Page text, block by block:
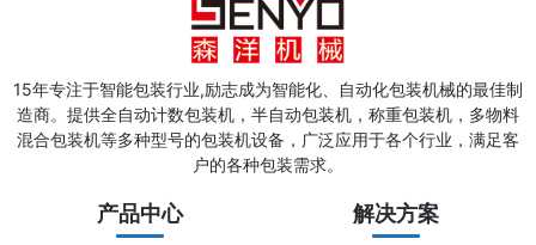
15年专注于智能包装行业,励志成为智能化、自动化包装机械的最佳制
造商。提供全自动计数包装机，半自动包装机，称重包装机，多物料
混合包装机等多种型号的包装机设备，广泛应用于各个行业，满足客
户的各种包装需求。
产品中心 解决方案